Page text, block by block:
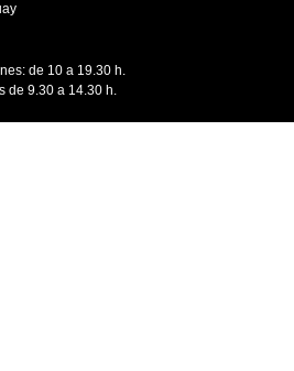
de 10 a 19.30 h.
de 9.30 a 14.30 h.